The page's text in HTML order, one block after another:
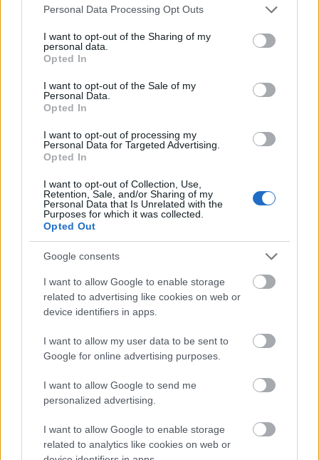
Please note that this website/app uses one or more Google
not limited to your visit or usage behaviour. You may click to
grant or deny consent to Google and its third-party tags to
use your data for below specified purposes in below Google
consent section.
Personal Data Processing Opt Outs
I want to opt-out of the Sharing of my
personal data.
Opted In
I want to opt-out of the Sale of my
Personal Data.
Opted In
I want to opt-out of processing my
Personal Data for Targeted Advertising.
Opted In
I want to opt-out of Collection, Use,
Retention, Sale, and/or Sharing of my
Personal Data that Is Unrelated with the
Purposes for which it was collected.
Opted Out
Google consents
I want to allow Google to enable storage
related to advertising like cookies on web or
device identifiers in apps.
I want to allow my user data to be sent to
Google for online advertising purposes.
I want to allow Google to send me
personalized advertising.
I want to allow Google to enable storage
related to analytics like cookies on web or
Desde su llegada al banquillo, Losada ha disputado 11
repartido una asistencia, sumando 65 puntos que le sitúan
entre los 20 mejores centrocampistas del juego en ese
La situación del mediapunta ha cambiado radicalmente
desde enero, ya que bajo la batuta de Calero y el dúo
interino Iborra-Del Moral solo participó en seis partidos
ligueros entre agosto y diciembre de 2025.
El valor de mercado de Iker Losada es de 1.560.000 euros,
una cantidad bastante asequible para intentar incorporarle a
tu equipo. Hace unas semanas llegó a alcanzar los 3,5
millones, pero la alternancia entre titularidades y suplencias
tras sumar 20 puntos Comunio en sus dos últimas
apariciones.
Parte médico: los lesionados de la jornada 27
La jornada 27 de LaLiga 25/26 nos
dejó varios lesionados, cómo
Repasamos su estado y posible
tiempo de baja en este artículo.